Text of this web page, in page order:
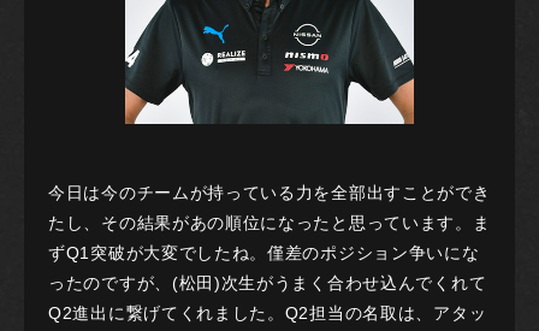
今日は今のチームが持っている力を全部出すことができ
たし、その結果があの順位になったと思っています。ま
ずQ1突破が大変でしたね。僅差のポジション争いにな
ったのですが、(松田)次生がうまく合わせ込んでくれて
Q2進出に繋げてくれました。Q2担当の名取は、アタッ